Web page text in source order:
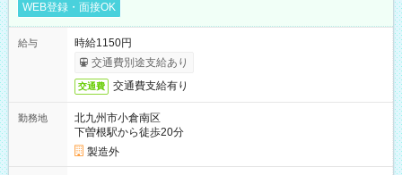
WEB登録・面接OK
給与
時給1150円
交通費別途支給あり
交通費 交通費支給有り
勤務地
北九州市小倉南区
下曽根駅から徒歩20分
製造外